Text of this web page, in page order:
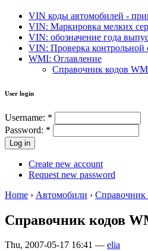
VIN коды автомобилей -
VIN: Маркировка мелких
VIN: обозначение года
VIN: Проверка
WMI: Оглавление
Справочник кодов
User login
Username: *
Password: *
Create new account
Request new password
Home › Автомобили › Справочник
Справочник кодов
Thu, 2007-05-17 16:41 — elia